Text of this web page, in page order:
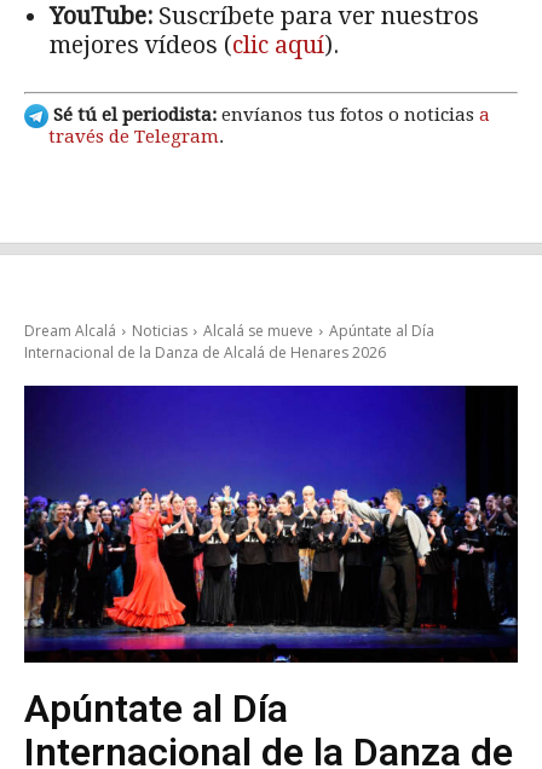
YouTube: Suscríbete para ver nuestros
mejores vídeos (clic aquí).
Sé tú el periodista: envíanos tus fotos o noticias a
través de Telegram.